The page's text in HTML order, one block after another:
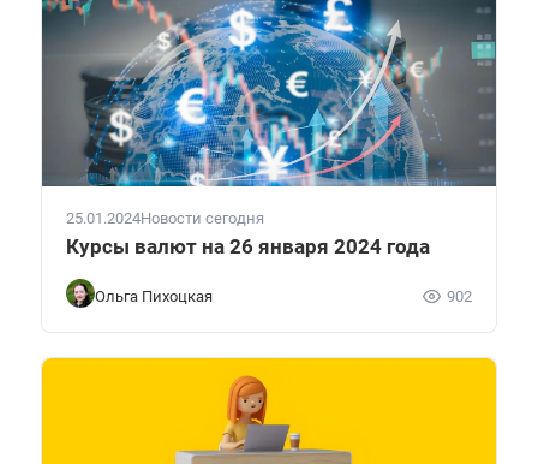
25.01.2024Новости сегодня
Курсы валют на 26 января 2024 года
Ольга Пихоцкая 902